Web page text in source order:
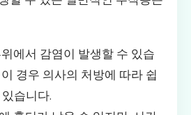
에서 감염이 발생할 수 있습
경우 의사의 처방에 따라 쉽
습니다.